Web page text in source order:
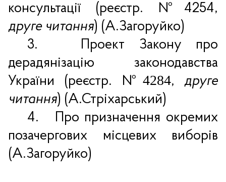
консультації (реєстр. № 4254,
друге читання) (А.Загоруйко)
3.
Проект Закону про
дерадянізацію законодавства
України (реєстр. № 4284, друге
читання) (А.Стріхарський)
4.
Про призначення окремих
позачергових місцевих виборів
(А.Загоруйко)